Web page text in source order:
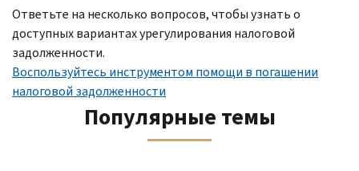
Ответьте на несколько вопросов, чтобы узнать о
доступных вариантах урегулирования налоговой
задолженности.
Воспользуйтесь инструментом помощи в погашении
налоговой задолженности
Популярные темы